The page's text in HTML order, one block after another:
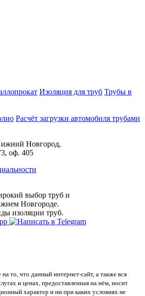
Изоляция для труб Трубы в
Расчёт загрузки автомобиля трубами
Новгород,
оф. 405
выбор труб и
Новгороде.
изоляции труб.
то, что данный интернет-сайт, а также вся
и ценах, предоставленная на нём, носит
характер и ни при каких условиях не